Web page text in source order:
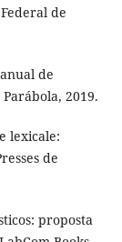
de
de
2019.
lexicale:
de
proposta